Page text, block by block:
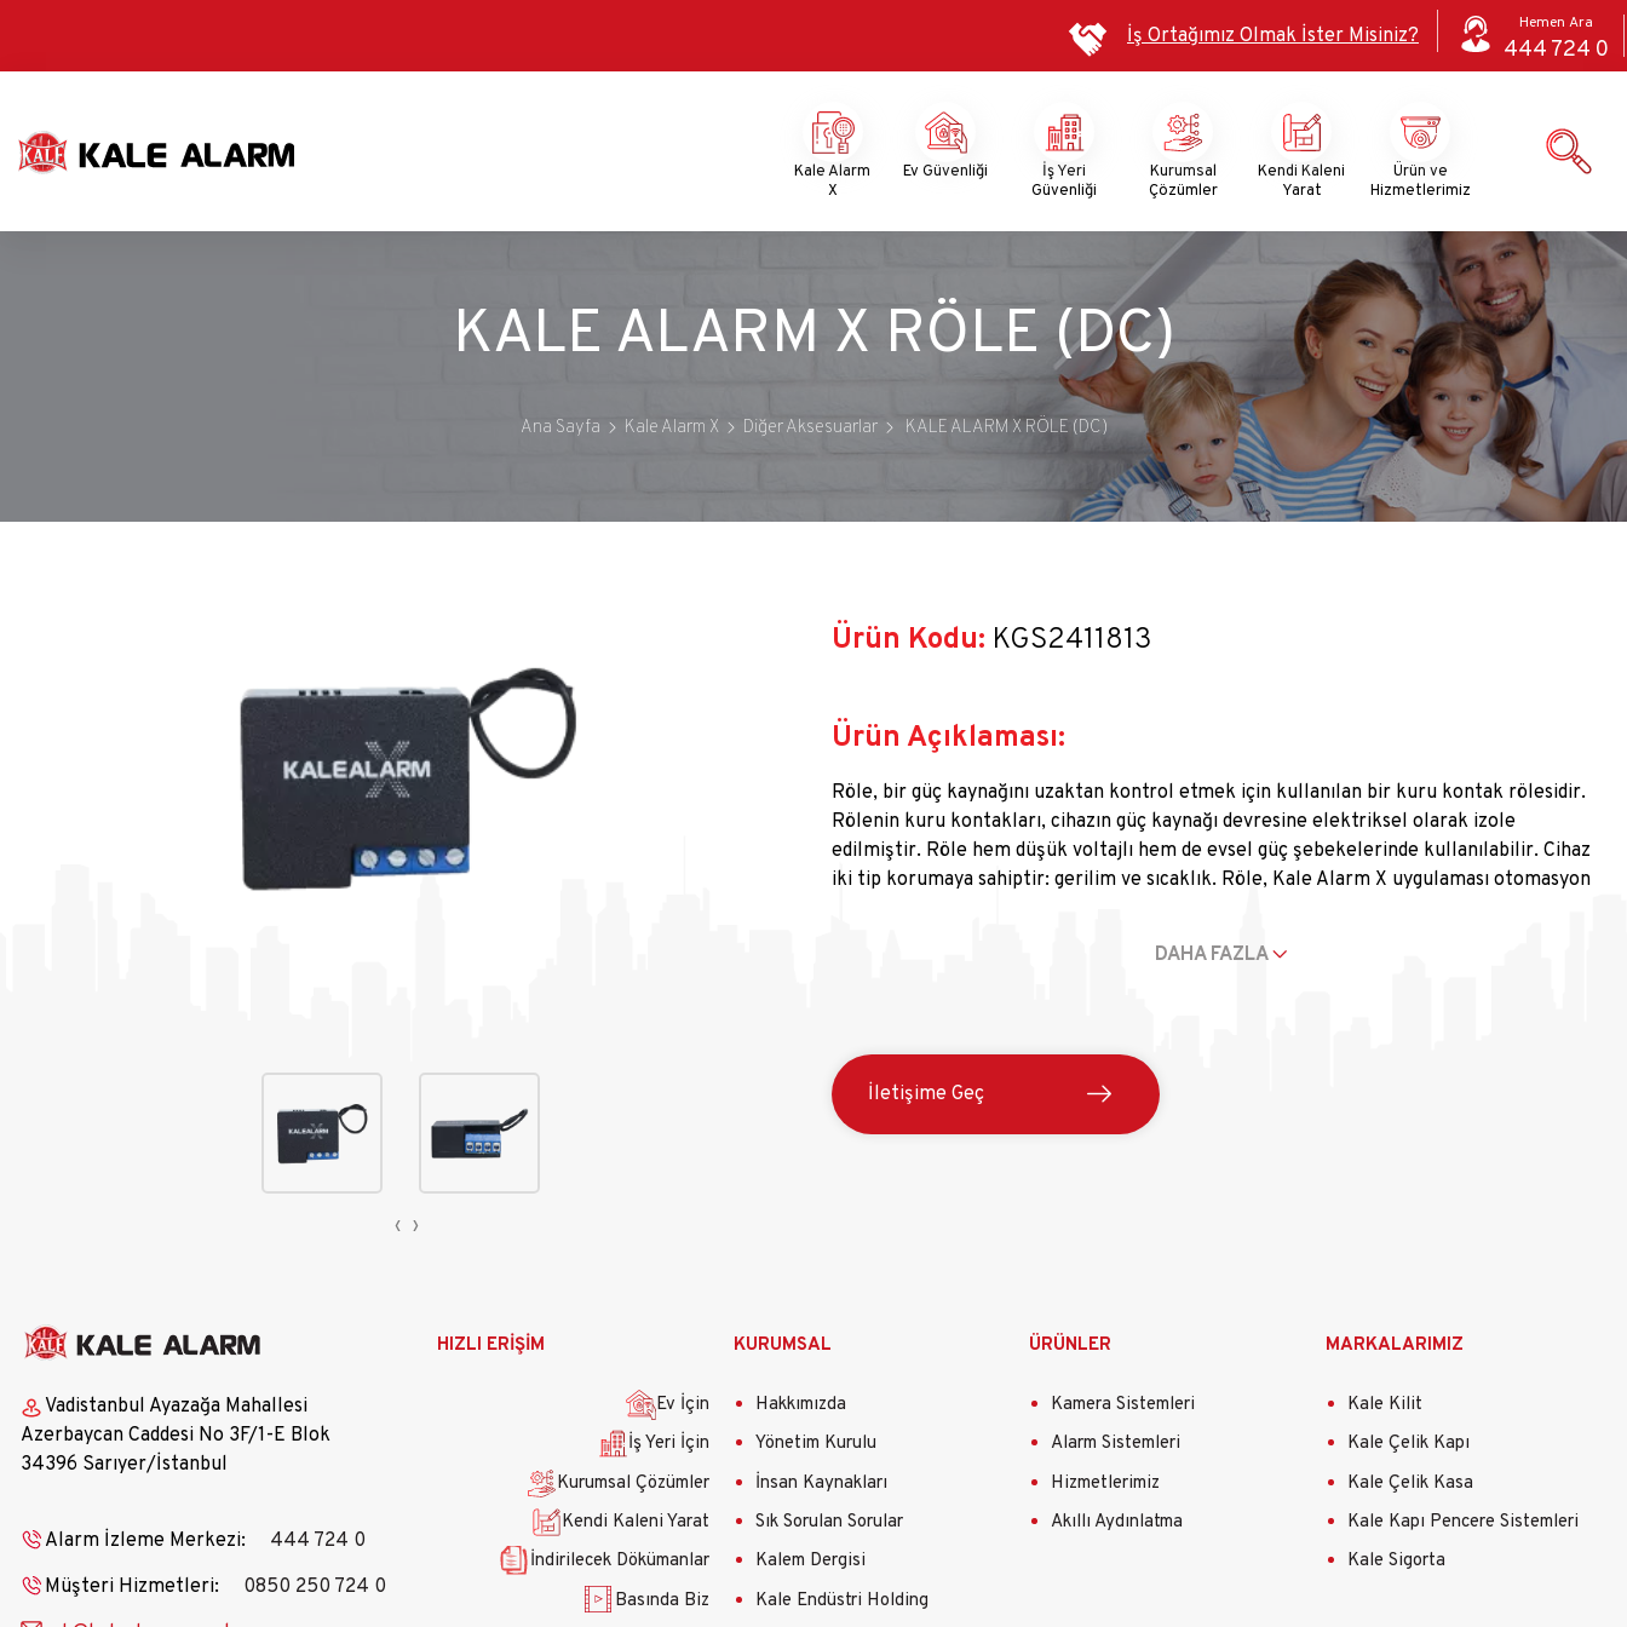
atla
İş Ortağımız Olmak İster Misiniz?
Hemen Ara
444 724 0
Menu
Kale Alarm
X
Ev Güvenliği
İş Yeri
Güvenliği
Kurumsal
Çözümler
Kendi Kaleni
Yarat
Ürün ve
Hizmetlerimiz
KALE ALARM X RÖLE (DC)
Ana Sayfa Kale Alarm X Diğer Aksesuarlar KALE ALARM X RÖLE (DC)
‹ ›
Ürün Kodu: KGS2411813
Ürün Açıklaması:
Röle, bir güç kaynağını uzaktan kontrol etmek için kullanılan bir kuru kontak rölesidir.
Rölenin kuru kontakları, cihazın güç kaynağı devresine elektriksel olarak izole
edilmiştir. Röle hem düşük voltajlı hem de evsel güç şebekelerinde kullanılabilir. Cihaz
iki tip korumaya sahiptir: gerilim ve sıcaklık. Röle, Kale Alarm X uygulaması otomasyon
metreye kadardır. Cihaz sadece Kale Alarm X radyo sinyal menzil genişleticileri ve
DAHA FAZLA
İletişime Geç
Vadistanbul Ayazağa Mahallesi
Azerbaycan Caddesi No 3F/1-E Blok
34396 Sarıyer/İstanbul
Alarm İzleme Merkezi:
444 724 0
Müşteri Hizmetleri:
0850 250 724 0
Ana
HIZLI ERİŞİM
Ev İçin
İş Yeri İçin
Kurumsal Çözümler
Kendi Kaleni Yarat
İndirilecek Dökümanlar
Basında Biz
KURUMSAL
Hakkımızda
Yönetim Kurulu
İnsan Kaynakları
Sık Sorulan Sorular
Kalem Dergisi
Kale Endüstri Holding
ÜRÜNLER
Kamera Sistemleri
Alarm Sistemleri
Hizmetlerimiz
Akıllı Aydınlatma
MARKALARIMIZ
Kale Kilit
Kale Çelik Kapı
Kale Çelik Kasa
Kale Kapı Pencere Sistemleri
Kale Sigorta